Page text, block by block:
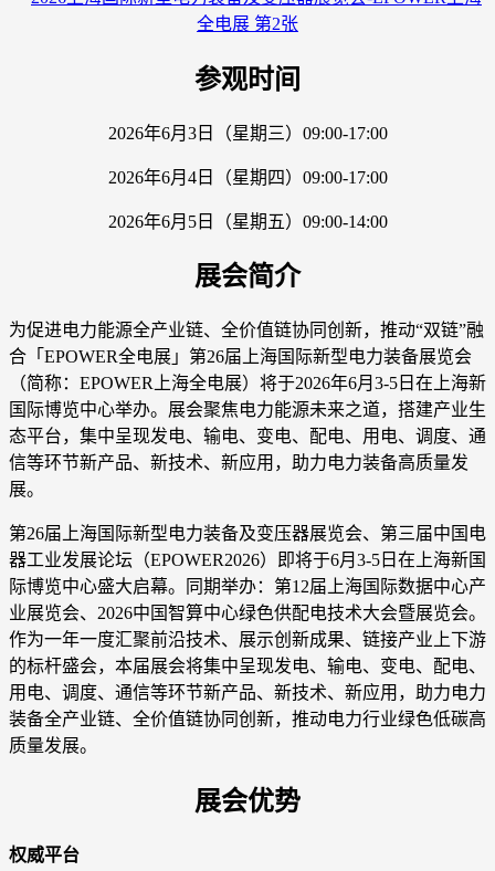
参观时间
2026年6月3日（星期三）09:00-17:00
2026年6月4日（星期四）09:00-17:00
2026年6月5日（星期五）09:00-14:00
展会简介
为促进电力能源全产业链、全价值链协同创新，推动“双链”融
合「EPOWER全电展」第26届上海国际新型电力装备展览会
（简称：EPOWER上海全电展）将于2026年6月3-5日在上海新
国际博览中心举办。展会聚焦电力能源未来之道，搭建产业生
态平台，集中呈现发电、输电、变电、配电、用电、调度、通
信等环节新产品、新技术、新应用，助力电力装备高质量发
展。
第26届上海国际新型电力装备及变压器展览会、第三届中国电
器工业发展论坛（EPOWER2026）即将于6月3-5日在上海新国
际博览中心盛大启幕。同期举办：第12届上海国际数据中心产
业展览会、2026中国智算中心绿色供配电技术大会暨展览会。
作为一年一度汇聚前沿技术、展示创新成果、链接产业上下游
的标杆盛会，本届展会将集中呈现发电、输电、变电、配电、
用电、调度、通信等环节新产品、新技术、新应用，助力电力
装备全产业链、全价值链协同创新，推动电力行业绿色低碳高
质量发展。
展会优势
权威平台